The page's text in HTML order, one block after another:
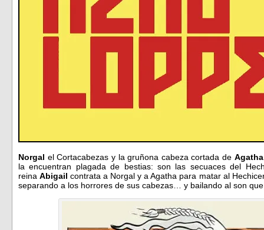
Norgal el Cortacabezas y la gruñona cabeza cortada de
la encuentran plagada de bestias: son las secuaces del
reinaAbigailcontrata a Norgal y a Agatha para matar al
separando a los horrores de sus cabezas… y bailando al son